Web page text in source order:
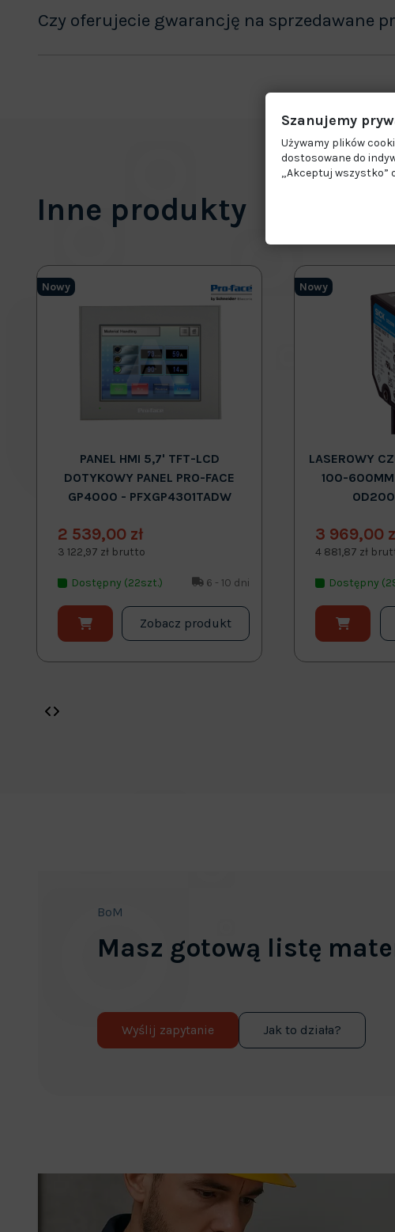
Czy oferujecie gwarancję na sprzedawane
Inne produkty
Nowy
PANEL HMI 5,7' TFT-LCD
DOTYKOWY PANEL PRO-FACE
GP4000 - PFXGP4301TADW
2 539,00 zł
3 122,97 zł brutto
Dostępny (22szt.) 6 - 10 dni
Zobacz produkt
Nowy
LASEROWY
100-
3 969,00
4 881,87 zł
Dostępny
BoM
Masz gotową listę
Wyślij zapytanie Jak to działa?
Szanujemy
Używamy plików
dostosowane do
„Akceptuj wszystko”